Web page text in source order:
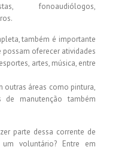
fonoaudiólogos,
também é importante
oferecer atividades
artes, música, entre
outras áreas como pintura,
de manutenção também
parte dessa corrente de
voluntário? Entre em